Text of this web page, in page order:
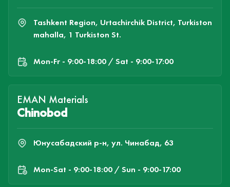
Tashkent Region, Urtachirchik District, Turkiston
mahalla, 1 Turkiston St.
Mon-Fr - 9:00-18:00 / Sat - 9:00-17:00
EMAN Materials
Chinobod
Юнусабадский р-н, ул. Чинабад, 63
Mon-Sat - 9:00-18:00 / Sun - 9:00-17:00